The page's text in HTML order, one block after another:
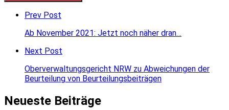
comment
Prev Post
Ab November 2021: Jetzt noch näher dran…
Next Post
Oberverwaltungsgericht NRW zu Abweichungen der
Beurteilung von Beurteilungsbeiträgen
Neueste Beiträge